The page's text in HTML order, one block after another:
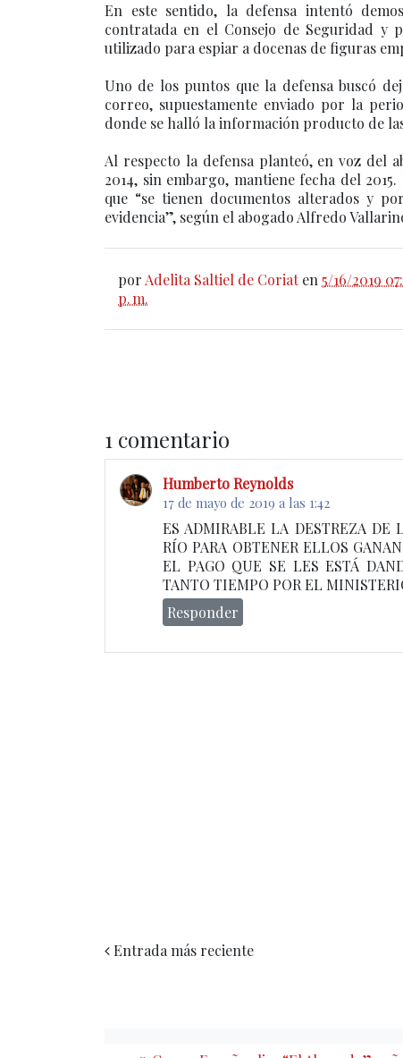
En este sentido, la defensa intentó
contratada en el Consejo de Seguridad y
utilizado para espiar a docenas de figuras
Uno de los puntos que la defensa buscó
correo, supuestamente enviado por la
donde se halló la información producto de
Al respecto la defensa planteó, en voz del
2014, sin embargo, mantiene fecha del
que “se tienen documentos alterados y
evidencia”, según el abogado Alfredo
por Adelita Saltiel de Coriat en 5/16/2019
p. m.
1 comentario
Humberto Reynolds
17 de mayo de 2019 a las 1:42
ES ADMIRABLE LA DESTREZA DE
RÍO PARA OBTENER ELLOS
EL PAGO QUE SE LES ESTÁ
TANTO TIEMPO POR EL
Responder
Entrada más reciente